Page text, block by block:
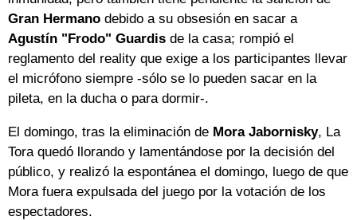
Gran Hermano debido a su obsesión en sacar a
Agustín "Frodo" Guardis de la casa; rompió el
reglamento del reality que exige a los participantes llevar
el micrófono siempre -sólo se lo pueden sacar en la
pileta, en la ducha o para dormir-.
El domingo, tras la eliminación de Mora Jabornisky, La
Tora quedó llorando y lamentándose por la decisión del
público, y realizó la espontánea el domingo, luego de que
Mora fuera expulsada del juego por la votación de los
espectadores.